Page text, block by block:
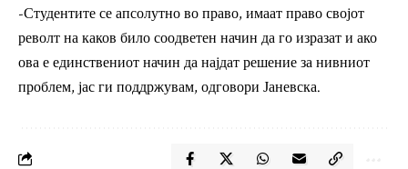
-Студентите се апсолутно во право, имаат право својот
револт на каков било соодветен начин да го изразат и ако
ова е единствениот начин да најдат решение за нивниот
проблем, јас ги поддржувам, одговори Јаневска.